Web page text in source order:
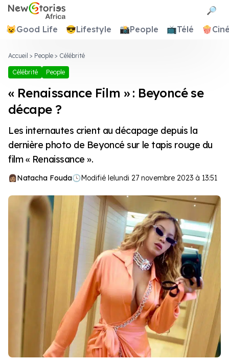
Newstories Africa
🔎
😺Good Life 😎Lifestyle 📸People 📺Télé 🍿
Accueil > People > Célébrité
Célébrité People
« Renaissance Film » : Beyoncé se
décape ?
Les internautes crient au décapage depuis la
dernière photo de Beyoncé sur le tapis rouge du
film « Renaissance ».
Natacha Fouda🕓Modifié lelundi 27 novembre 2023 à 13:51